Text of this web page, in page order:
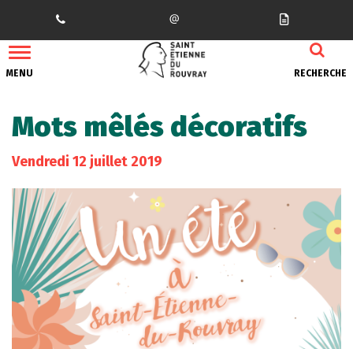
MENU RECHERCHE
Mots mêlés décoratifs
Vendredi 12 juillet 2019